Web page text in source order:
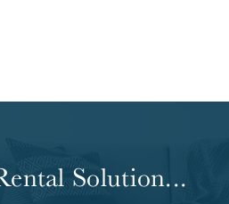
Solution...